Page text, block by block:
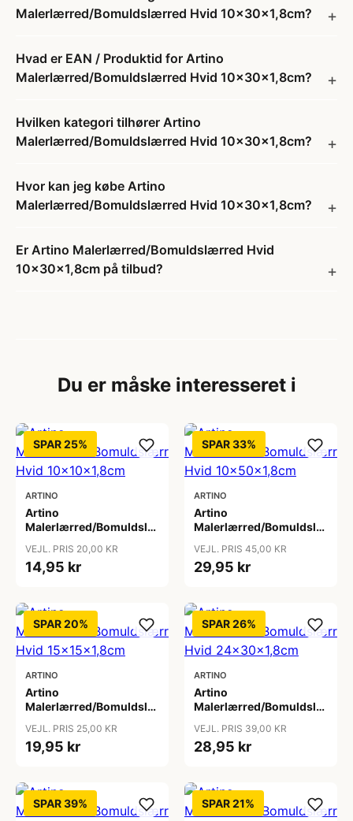
Malerlærred/Bomuldslærred Hvid 10x30x1,8cm?
Hvad er EAN / Produktid for Artino
Malerlærred/Bomuldslærred Hvid 10x30x1,8cm?
Hvilken kategori tilhører Artino
Malerlærred/Bomuldslærred Hvid 10x30x1,8cm?
Hvor kan jeg købe Artino
Malerlærred/Bomuldslærred Hvid 10x30x1,8cm?
Er Artino Malerlærred/Bomuldslærred Hvid
10x30x1,8cm på tilbud?
Du er måske interesseret i
SPAR 25%
ARTINO
Artino
Malerlærred/Bomuldslærred
VEJL. PRIS 20,00 KR
14,95 kr
SPAR 33%
ARTINO
Artino
Malerlærred/Bomuldslærred
VEJL. PRIS 45,00 KR
29,95 kr
SPAR 20%
ARTINO
Artino
Malerlærred/Bomuldslærred
VEJL. PRIS 25,00 KR
19,95 kr
SPAR 26%
ARTINO
Artino
Malerlærred/Bomuldslærred
VEJL. PRIS 39,00 KR
28,95 kr
SPAR 39% SPAR 21%